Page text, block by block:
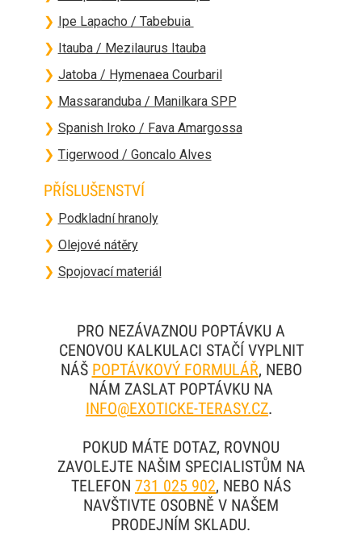
❯ Ipe Lapacho / Tabebuia
❯ Itauba / Mezilaurus Itauba
❯ Jatoba / Hymenaea Courbaril
❯ Massaranduba / Manilkara SPP
❯ Spanish Iroko / Fava Amargossa
❯ Tigerwood / Goncalo Alves
PŘÍSLUŠENSTVÍ
❯ Podkladní hranoly
❯ Olejové nátěry
❯ Spojovací materiál
PRO NEZÁVAZNOU POPTÁVKU A
CENOVOU KALKULACI STAČÍ VYPLNIT
NÁŠ POPTÁVKOVÝ FORMULÁŘ, NEBO
NÁM ZASLAT POPTÁVKU NA
INFO@EXOTICKE-TERASY.CZ.
POKUD MÁTE DOTAZ, ROVNOU
ZAVOLEJTE NAŠIM SPECIALISTŮM NA
TELEFON 731 025 902, NEBO NÁS
NAVŠTIVTE OSOBNĚ V NAŠEM
PRODEJNÍM SKLADU.